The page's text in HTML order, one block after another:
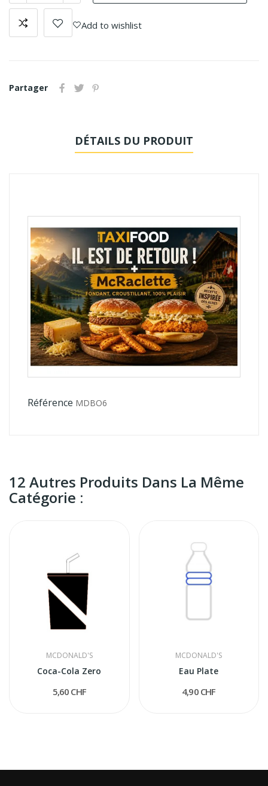
Add to wishlist
Partager
DÉTAILS DU PRODUIT
Référence MDBO6
12 Autres Produits Dans La Même
Catégorie :
MCDONALD'S
Coca-Cola Zero
5,60 CHF
MCDONALD'S
Eau Plate
4,90 CHF